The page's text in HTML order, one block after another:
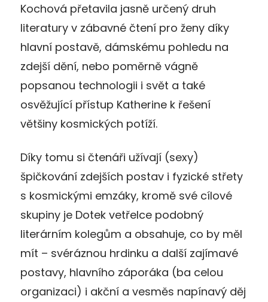
Kochová přetavila jasně určený druh
literatury v zábavné čtení pro ženy díky
hlavní postavě, dámskému pohledu na
zdejší dění, nebo poměrně vágně
popsanou technologii i svět a také
osvěžující přístup Katherine k řešení
většiny kosmických potíží.
Díky tomu si čtenáři užívají (sexy)
špičkování zdejších postav i fyzické střety
s kosmickými emzáky, kromě své cílové
skupiny je Dotek vetřelce podobný
literárním kolegům a obsahuje, co by měl
mít – svéráznou hrdinku a další zajímavé
postavy, hlavního záporáka (ba celou
organizaci) i akční a vesměs napínavý děj